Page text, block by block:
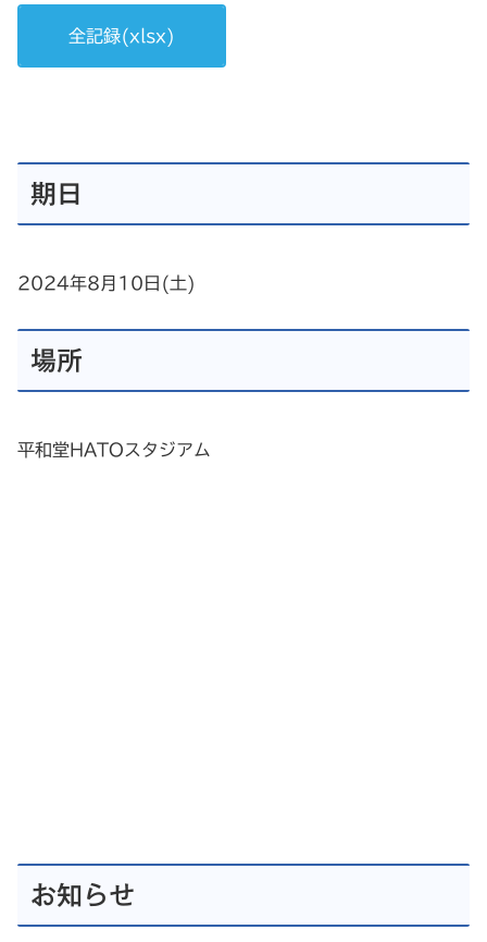
全記録(xlsx)
期日
2024年8月10日(土)
場所
平和堂HATOスタジアム
お知らせ